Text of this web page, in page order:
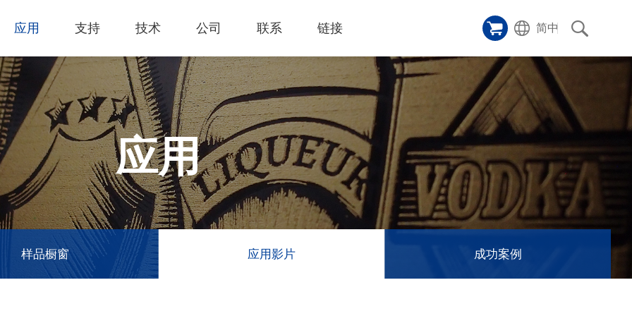
激光雕刻机 激光切割机
应用
热门应用
薄膜切割
玻璃
礼赠品
首饰
塑料
印章
陈列展示
样品橱窗
应用影片
成功案例
支持
术支持
载专区
品终止政策
保固服务
技术
知识专区
产品影片
激光雕刻
公司
关于我们
经营理念
创新技术
客户服务
里程碑
全部
公司沿革
产品历史
荣誉和认证 新闻和活动
最新消息
参展消息
联系
客户服务
成为代理商
产品咨询
其他问题
GCC 联系信息
链接
Financing Service
GCC Web Shop
GCC Club
代理商入口
简中
应用
样品橱窗 应用影片 成功案例